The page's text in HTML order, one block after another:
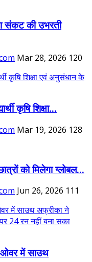
संकट की उभरती
Mar 28, 2026 120
कृषि शिक्षा...
Mar 19, 2026 128
को मिलेगा ग्लोबल...
Jun 26, 2026 111
में साउथ